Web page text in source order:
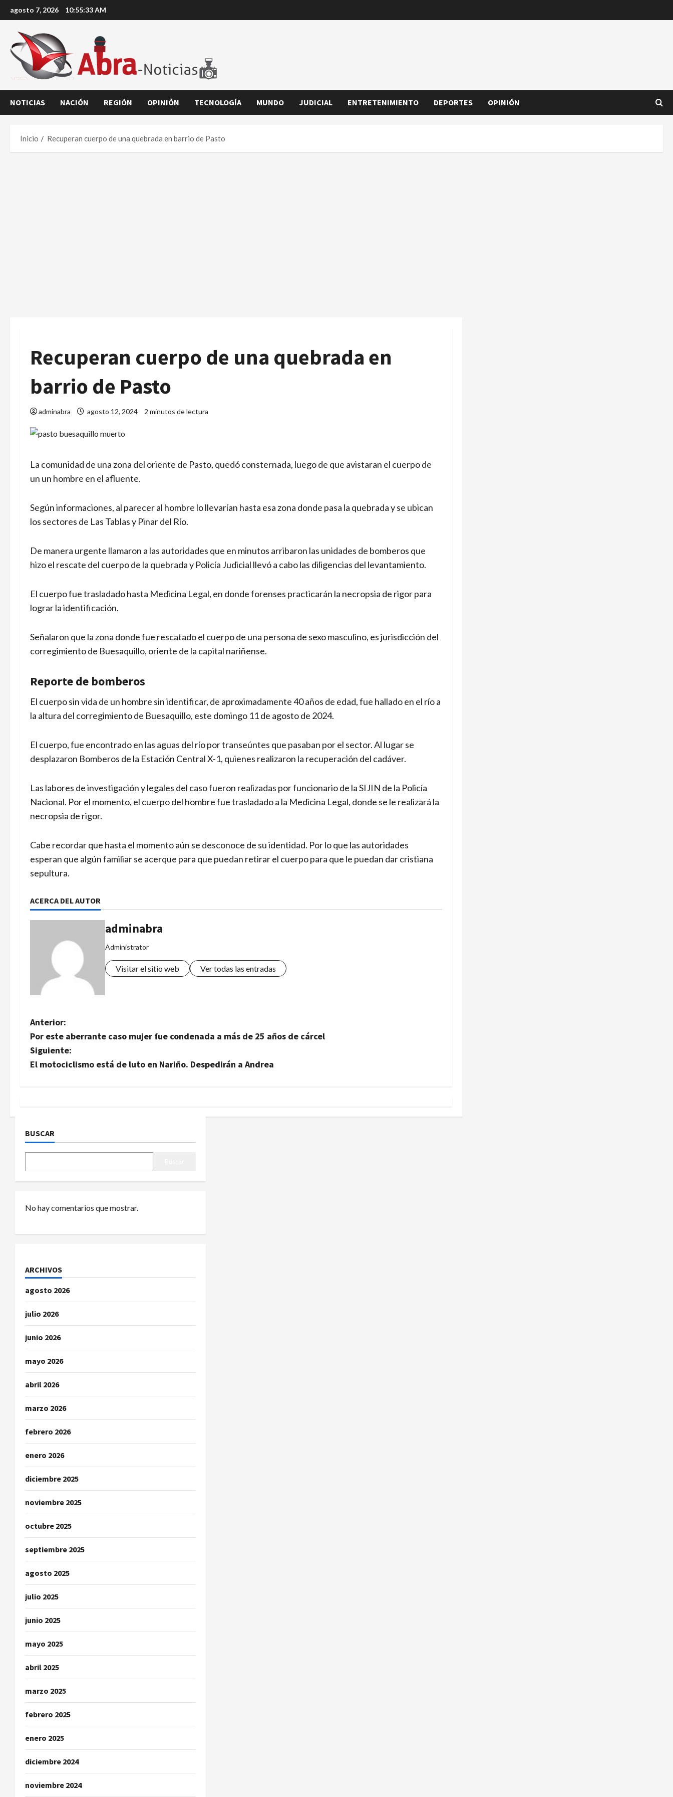
al
contenido
agosto 7, 2026 10:55:34 AM
NOTICIAS NACIÓN REGIÓN OPINIÓN TECNOLOGÍA MUNDO JUDICIAL ENTRETENIMIENTO DEPORTES OPINIÓN
Inicio Recuperan cuerpo de una quebrada en barrio de Pasto
Recuperan cuerpo de una quebrada en
barrio de Pasto
adminabra agosto 12, 2024 2 minutos de lectura
La comunidad de una zona del oriente de Pasto, quedó consternada, luego de que avistaran el cuerpo de
un un hombre en el afluente.
Según informaciones, al parecer al hombre lo llevarían hasta esa zona donde pasa la quebrada y se ubican
los sectores de Las Tablas y Pinar del Río.
De manera urgente llamaron a las autoridades que en minutos arribaron las unidades de bomberos que
hizo el rescate del cuerpo de la quebrada y Policía Judicial llevó a cabo las diligencias del levantamiento.
El cuerpo fue trasladado hasta Medicina Legal, en donde forenses practicarán la necropsia de rigor para
lograr la identificación.
Señalaron que la zona donde fue rescatado el cuerpo de una persona de sexo masculino, es jurisdicción del
corregimiento de Buesaquillo, oriente de la capital nariñense.
Reporte de bomberos
El cuerpo sin vida de un hombre sin identificar, de aproximadamente 40 años de edad, fue hallado en el río a
la altura del corregimiento de Buesaquillo, este domingo 11 de agosto de 2024.
El cuerpo, fue encontrado en las aguas del río por transeúntes que pasaban por el sector. Al lugar se
desplazaron Bomberos de la Estación Central X-1, quienes realizaron la recuperación del cadáver.
Las labores de investigación y legales del caso fueron realizadas por funcionario de la SIJIN de la Policía
Nacional. Por el momento, el cuerpo del hombre fue trasladado a la Medicina Legal, donde se le realizará la
necropsia de rigor.
Cabe recordar que hasta el momento aún se desconoce de su identidad. Por lo que las autoridades
esperan que algún familiar se acerque para que puedan retirar el cuerpo para que le puedan dar cristiana
sepultura.
ACERCA DEL AUTOR
adminabra
Administrator
Visitar el sitio web Ver todas las entradas
N
a
v
a
c
i
n
d
e
n
t
r
a
d
a
s
Anterior:
Por este aberrante caso mujer fue condenada a más de 25 años de cárcel
Siguiente:
El motociclismo está de luto en Nariño. Despedirán a Andrea
BUSCAR
No hay comentarios que mostrar.
ARCHIVOS
agosto 2026
julio 2026
junio 2026
mayo 2026
abril 2026
marzo 2026
febrero 2026
enero 2026
diciembre 2025
noviembre 2025
octubre 2025
septiembre 2025
agosto 2025
julio 2025
junio 2025
mayo 2025
abril 2025
marzo 2025
febrero 2025
enero 2025
diciembre 2024
noviembre 2024